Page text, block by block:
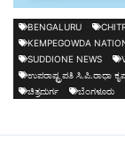
BENGALURU
KEMPEGOWDA
SUDDIONE NEWS
ಉಪರಾಷ್ಟ್ರಪತಿ ಸಿ.ಪಿ.ರಾಧಾ
ಚಿತ್ರದುರ್ಗ
ಬೆಂಗಳೂರು